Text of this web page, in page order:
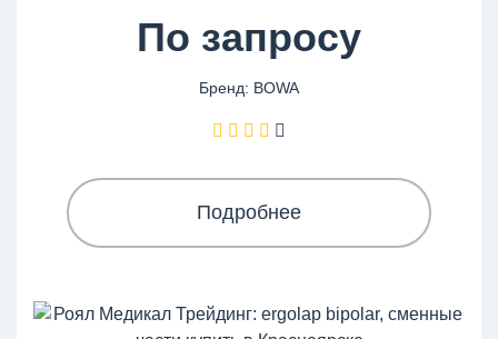
По запросу
Бренд: BOWA
Подробнее